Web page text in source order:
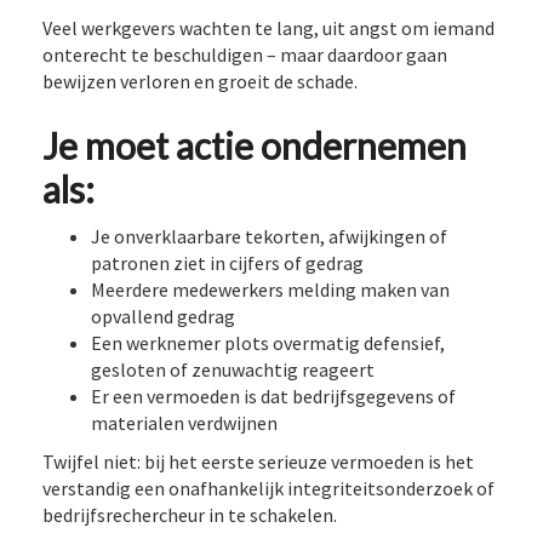
Veel werkgevers wachten te lang, uit angst om iemand
onterecht te beschuldigen – maar daardoor gaan
bewijzen verloren en groeit de schade.
Je moet actie ondernemen
als:
Je onverklaarbare tekorten, afwijkingen of
patronen ziet in cijfers of gedrag
Meerdere medewerkers melding maken van
opvallend gedrag
Een werknemer plots overmatig defensief,
gesloten of zenuwachtig reageert
Er een vermoeden is dat bedrijfsgegevens of
materialen verdwijnen
Twijfel niet: bij het eerste serieuze vermoeden is het
verstandig een onafhankelijk integriteitsonderzoek of
bedrijfsrechercheur in te schakelen.